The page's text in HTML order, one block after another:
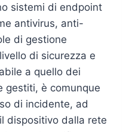
sistemi di endpoint
antivirus, anti-
di gestione
di sicurezza e
a quello dei
gestiti, è comunque
di incidente, ad
dispositivo dalla rete